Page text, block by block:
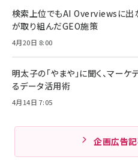
検索上位でもAI Overviewsに出
が取り組んだGEO施策
4月20日 8:00
明太子の「やまや」に聞く、マー
るデータ活用術
4月14日 7:05
企画広告記